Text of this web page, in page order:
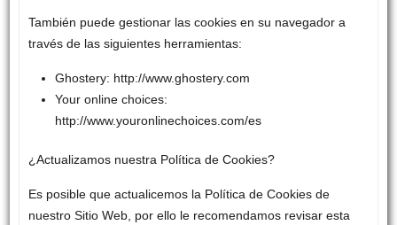
También puede gestionar las cookies en su navegador a
través de las siguientes herramientas:
Ghostery: http://www.ghostery.com
Your online choices:
http://www.youronlinechoices.com/es
¿Actualizamos nuestra Política de Cookies?
Es posible que actualicemos la Política de Cookies de
nuestro Sitio Web, por ello le recomendamos revisar esta